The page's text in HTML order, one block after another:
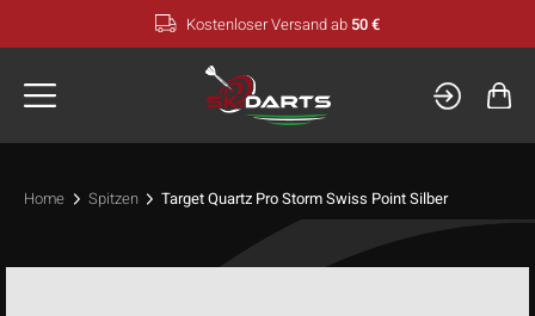
Inhalt
Kostenloser Versand ab 50 €
Home Spitzen Target Quartz Pro Storm Swiss Point Silber